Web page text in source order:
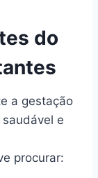
do
a gestação
e
procurar: